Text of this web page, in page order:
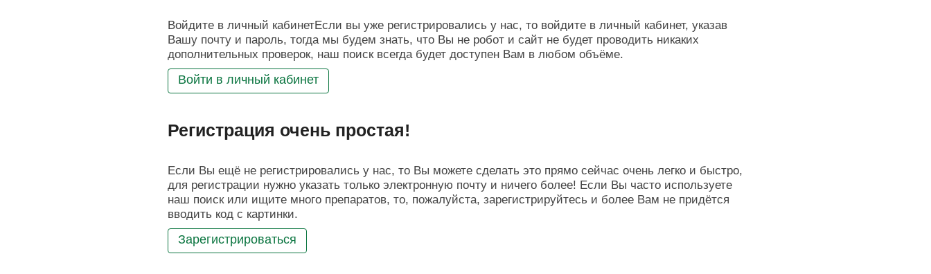
Войдите в личный кабинетЕсли вы уже регистрировались у нас, то войдите в личный кабинет, указав
Вашу почту и пароль, тогда мы будем знать, что Вы не робот и сайт не будет проводить никаких
дополнительных проверок, наш поиск всегда будет доступен Вам в любом объёме.
Войти в личный кабинет
Регистрация очень простая!
Если Вы ещё не регистрировались у нас, то Вы можете сделать это прямо сейчас очень легко и быстро,
для регистрации нужно указать только электронную почту и ничего более! Если Вы часто используете
наш поиск или ищите много препаратов, то, пожалуйста, зарегистрируйтесь и более Вам не придётся
вводить код с картинки.
Зарегистрироваться